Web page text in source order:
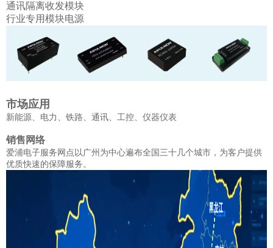
通讯隔离收发模块
行业专用模块电源
市场应用
新能源、电力、铁路、通讯、工控、仪器仪表
销售网络
爱浦电子服务网点以广州为中心遍布全国三十几个城市，为客户提供
优质快速的保障服务。